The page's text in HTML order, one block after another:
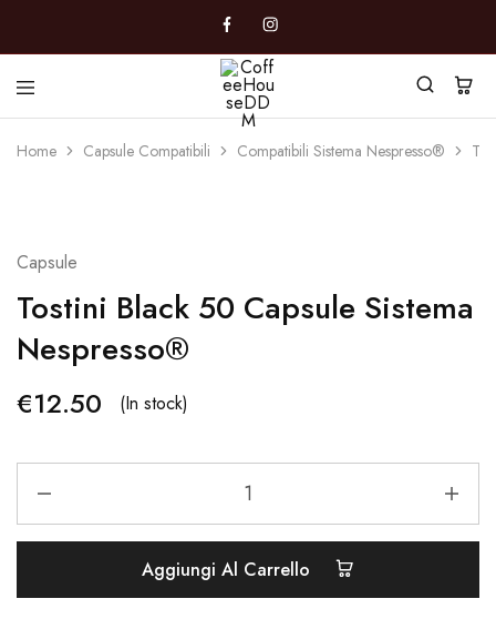
CoffeeHouseDDM
Caffè
Marano
Home Capsule Compatibili Compatibili Sistema Nespresso®
Capsule
Tostini Black 50 Capsule Sistema
Nespresso®
€12.50 (In stock)
Aggiungi Al Carrello